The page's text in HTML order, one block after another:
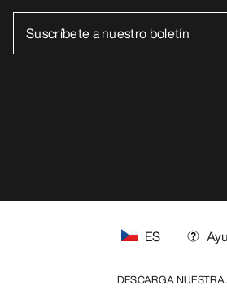
ES
DESCARGA